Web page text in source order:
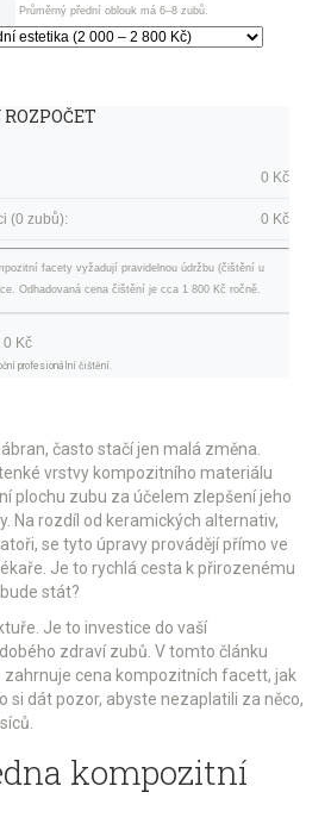
Průměrný přední oblouk má 6–8 zubů.
0 Kč
(0 zubů): 0 Kč
facety vyžadují pravidelnou údržbu (čištění u
Odhadovaná cena čištění je cca 1 800 Kč ročně.
0 Kč
profesionální čištění.
často stačí jen malá změna.
vrstvy kompozitního materiálu
plochu zubu za účelem zlepšení jeho
. Na rozdíl od keramických alternativ,
se tyto úpravy provádějí přímo ve
Je to rychlá cesta k přirozenému
stát?
Je to investice do vaší
zdraví zubů. V tomto článku
cena kompozitních facett, jak
si dát pozor, abyste nezaplatili za něco,
kompozitní